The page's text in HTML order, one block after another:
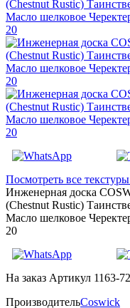
Посмотреть все
Инженерная доска
(Chestnut Rustic)
Масло шелковое
20
На заказ Артикул 1163-
ПроизводительCoswick